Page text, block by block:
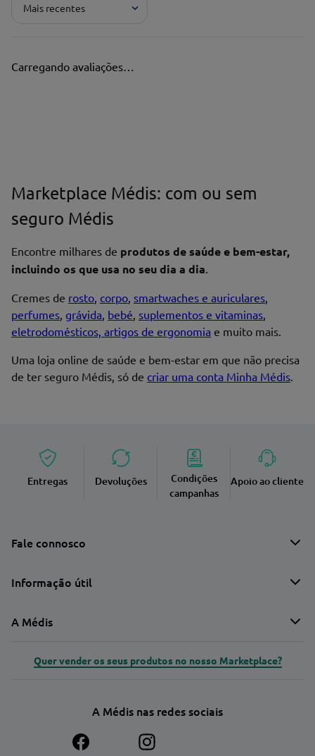
Mais recentes
Carregando avaliações…
Marketplace Médis: com ou sem
seguro Médis
Encontre milhares de produtos de saúde e bem-estar,
incluindo os que usa no seu dia a dia.
Cremes de rosto, corpo, smartwaches e auriculares,
perfumes, grávida, bebé, suplementos e vitaminas,
eletrodomésticos, artigos de ergonomia e muito mais.
Uma loja online de saúde e bem-estar em que não precisa
de ter seguro Médis, só de criar uma conta Minha Médis.
Entregas Devoluções
Condições
campanhas
Apoio ao cliente
Fale connosco
Informação útil
A Médis
Quer vender os seus produtos no nosso Marketplace?
A Médis nas redes sociais